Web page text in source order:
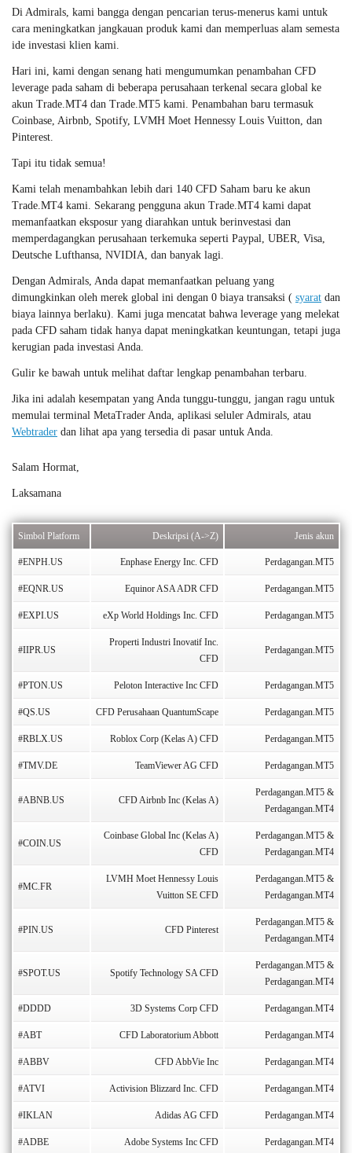
Di Admirals, kami bangga dengan pencarian terus-menerus kami untuk
cara meningkatkan jangkauan produk kami dan memperluas alam semesta
ide investasi klien kami.
Hari ini, kami dengan senang hati mengumumkan penambahan CFD
leverage pada saham di beberapa perusahaan terkenal secara global ke
akun Trade.MT4 dan Trade.MT5 kami. Penambahan baru termasuk
Coinbase, Airbnb, Spotify, LVMH Moet Hennessy Louis Vuitton, dan
Pinterest.
Tapi itu tidak semua!
Kami telah menambahkan lebih dari 140 CFD Saham baru ke akun
Trade.MT4 kami. Sekarang pengguna akun Trade.MT4 kami dapat
memanfaatkan eksposur yang diarahkan untuk berinvestasi dan
memperdagangkan perusahaan terkemuka seperti Paypal, UBER, Visa,
Deutsche Lufthansa, NVIDIA, dan banyak lagi.
Dengan Admirals, Anda dapat memanfaatkan peluang yang
dimungkinkan oleh merek global ini dengan 0 biaya transaksi ( syarat dan
biaya lainnya berlaku). Kami juga mencatat bahwa leverage yang melekat
pada CFD saham tidak hanya dapat meningkatkan keuntungan, tetapi juga
kerugian pada investasi Anda.
Gulir ke bawah untuk melihat daftar lengkap penambahan terbaru.
Jika ini adalah kesempatan yang Anda tunggu-tunggu, jangan ragu untuk
memulai terminal MetaTrader Anda, aplikasi seluler Admirals, atau
Webtrader dan lihat apa yang tersedia di pasar untuk Anda.
Salam Hormat,
Laksamana
Simbol Platform Deskripsi (A->Z) Jenis akun
#ENPH.US Enphase Energy Inc. CFD Perdagangan.MT5
#EQNR.US Equinor ASA ADR CFD Perdagangan.MT5
#EXPI.US eXp World Holdings Inc. CFD Perdagangan.MT5
#IIPR.US
Properti Industri Inovatif Inc.
CFD
Perdagangan.MT5
#PTON.US Peloton Interactive Inc CFD Perdagangan.MT5
#QS.US CFD Perusahaan QuantumScape Perdagangan.MT5
#RBLX.US Roblox Corp (Kelas A) CFD Perdagangan.MT5
#TMV.DE TeamViewer AG CFD Perdagangan.MT5
#ABNB.US CFD Airbnb Inc (Kelas A)
Perdagangan.MT5 &
Perdagangan.MT4
#COIN.US
Coinbase Global Inc (Kelas A)
CFD
Perdagangan.MT5 &
Perdagangan.MT4
#MC.FR
LVMH Moet Hennessy Louis
Vuitton SE CFD
Perdagangan.MT5 &
Perdagangan.MT4
#PIN.US CFD Pinterest
Perdagangan.MT5 &
Perdagangan.MT4
#SPOT.US Spotify Technology SA CFD
Perdagangan.MT5 &
Perdagangan.MT4
#DDDD 3D Systems Corp CFD Perdagangan.MT4
#ABT CFD Laboratorium Abbott Perdagangan.MT4
#ABBV CFD AbbVie Inc Perdagangan.MT4
#ATVI Activision Blizzard Inc. CFD Perdagangan.MT4
#IKLAN Adidas AG CFD Perdagangan.MT4
#ADBE Adobe Systems Inc CFD Perdagangan.MT4